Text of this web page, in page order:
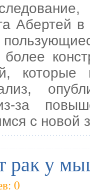
Абертей
более
которые
за
с новой
рак у
0